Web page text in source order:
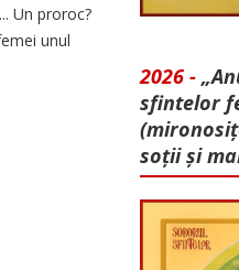
Un proroc?
unul
2026 -
sfintelor
soții și